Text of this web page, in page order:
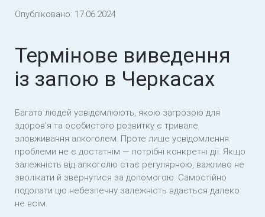
Опубліковано: 17.06.2024
Термінове виведення
із запою в Черкасах
Багато людей усвідомлюють, якою загрозою для
здоров’я та особистого розвитку є тривале
зловживання алкоголем. Проте лише усвідомлення
проблеми не є достатнім — потрібні конкретні дії. Якщо
залежність від алкоголю стає регулярною, важливо не
зволікати й звернутися за допомогою. Самостійно
подолати цю небезпечну залежність вдається далеко
не всім.